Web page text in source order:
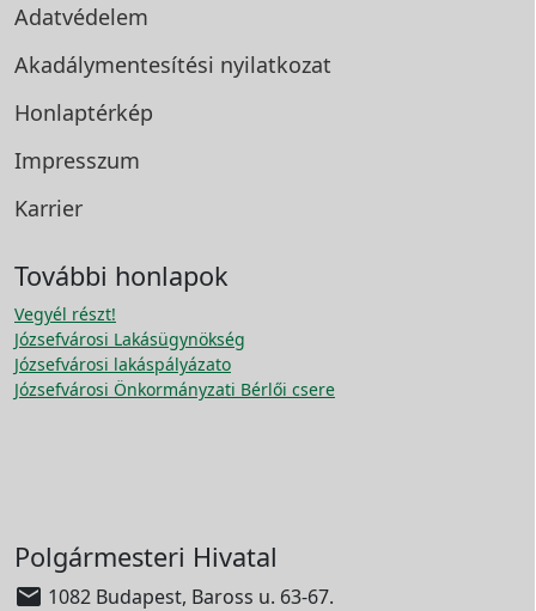
Adatvédelem
Akadálymentesítési nyilatkozat
Honlaptérkép
Impresszum
Karrier
További honlapok
Vegyél részt!
Józsefvárosi Lakásügynökség
Józsefvárosi lakáspályázato
Józsefvárosi Önkormányzati Bérlői csere
Polgármesteri Hivatal
 1082 Budapest, Baross u. 63-67.